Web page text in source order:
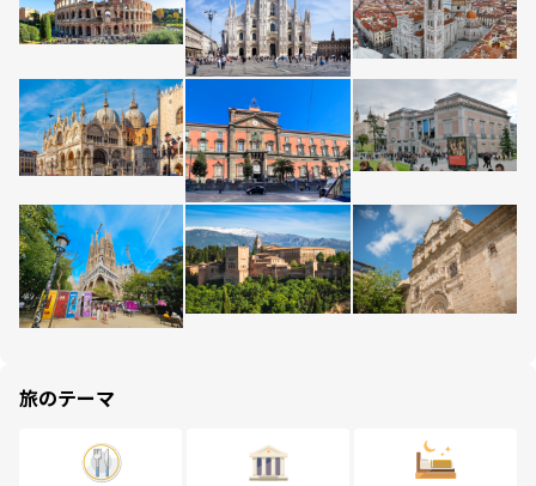
旅のテーマ